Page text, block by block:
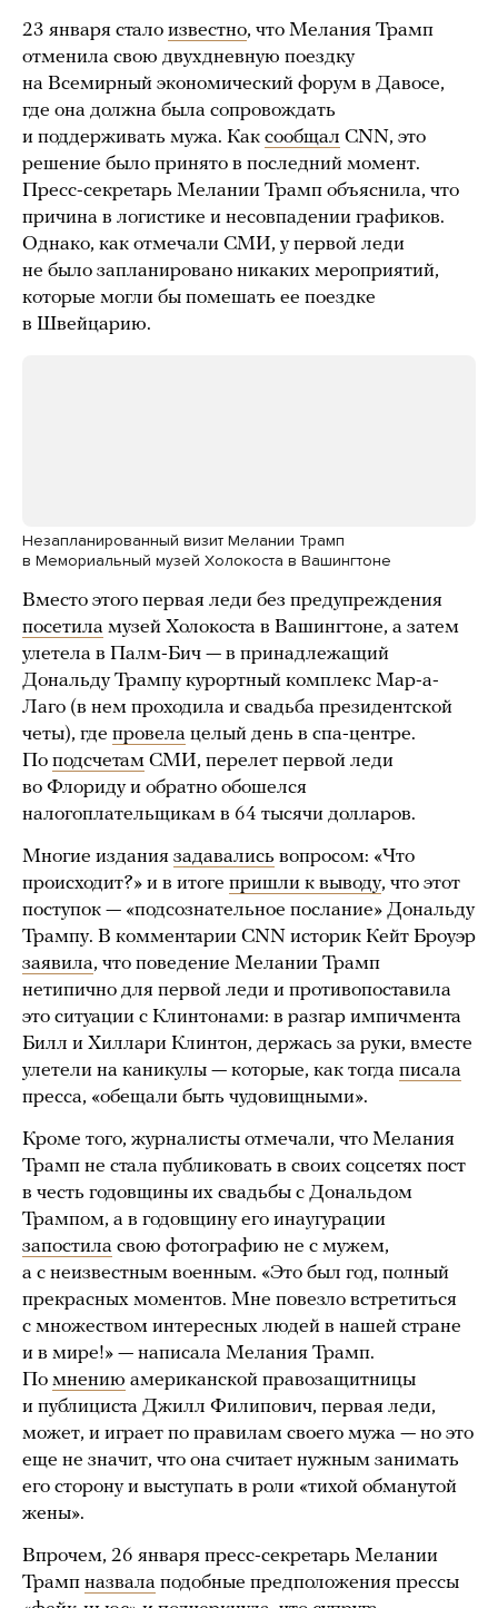
23 января стало известно, что Мелания Трамп
отменила свою двухдневную поездку
на Всемирный экономический форум в Давосе,
где она должна была сопровождать
и поддерживать мужа. Как сообщал CNN, это
решение было принято в последний момент.
Пресс-секретарь Мелании Трамп объяснила, что
причина в логистике и несовпадении графиков.
Однако, как отмечали СМИ, у первой леди
не было запланировано никаких мероприятий,
которые могли бы помешать ее поездке
в Швейцарию.
Незапланированный визит Мелании Трамп
в Мемориальный музей Холокоста в Вашингтоне
Вместо этого первая леди без предупреждения
посетила музей Холокоста в Вашингтоне, а затем
улетела в Палм-Бич — в принадлежащий
Дональду Трампу курортный комплекс Мар-а-
Лаго (в нем проходила и свадьба президентской
четы), где провела целый день в спа-центре.
По подсчетам СМИ, перелет первой леди
во Флориду и обратно обошелся
налогоплательщикам в 64 тысячи долларов.
Многие издания задавались вопросом: «Что
происходит?» и в итоге пришли к выводу, что этот
поступок — «подсознательное послание» Дональду
Трампу. В комментарии CNN историк Кейт Броуэр
заявила, что поведение Мелании Трамп
нетипично для первой леди и противопоставила
это ситуации с Клинтонами: в разгар импичмента
Билл и Хиллари Клинтон, держась за руки, вместе
улетели на каникулы — которые, как тогда писала
пресса, «обещали быть чудовищными».
Кроме того, журналисты отмечали, что Мелания
Трамп не стала публиковать в своих соцсетях пост
в честь годовщины их свадьбы с Дональдом
Трампом, а в годовщину его инаугурации
запостила свою фотографию не с мужем,
а с неизвестным военным. «Это был год, полный
прекрасных моментов. Мне повезло встретиться
с множеством интересных людей в нашей стране
и в мире!» — написала Мелания Трамп.
По мнению американской правозащитницы
и публициста Джилл Филипович, первая леди,
может, и играет по правилам своего мужа — но это
еще не значит, что она считает нужным занимать
его сторону и выступать в роли «тихой обманутой
жены».
Впрочем, 26 января пресс-секретарь Мелании
Трамп назвала подобные предположения прессы